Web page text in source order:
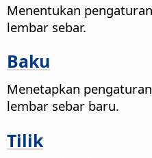
Menentukan
lembar sebar.
Baku
Menetapkan
lembar sebar baru.
Tilik